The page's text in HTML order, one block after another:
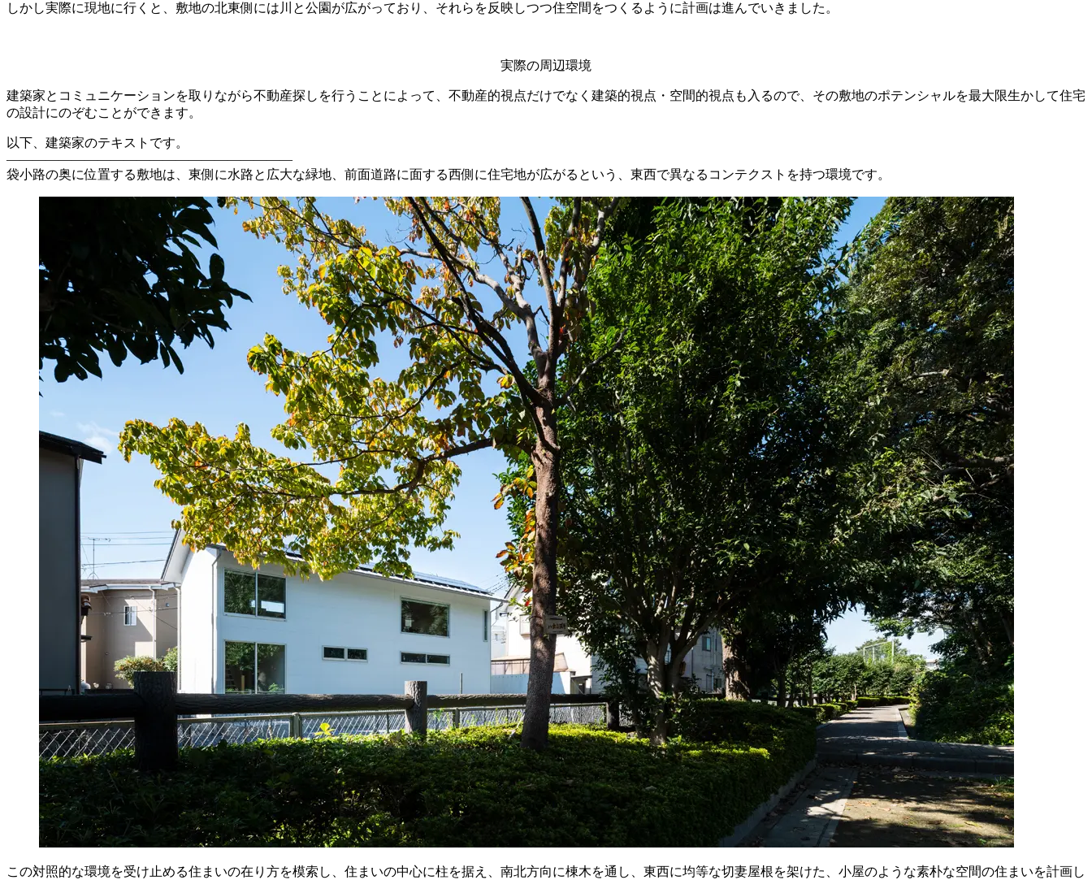
しかし実際に現地に行くと、敷地の北東側には川と公園が広がっており、それらを反映しつつ住空間をつくるように計画は進んでいきました。
実際の周辺環境
建築家とコミュニケーションを取りながら不動産探しを行うことによって、不動産的視点だけでなく建築的視点・空間的視点も入るので、その敷地のポテンシャルを最大限生かして住宅
の設計にのぞむことができます。
以下、建築家のテキストです。
――――――――――――――――――――――
袋小路の奥に位置する敷地は、東側に水路と広大な緑地、前面道路に面する西側に住宅地が広がるという、東西で異なるコンテクストを持つ環境です。
この対照的な環境を受け止める住まいの在り方を模索し、住まいの中心に柱を据え、南北方向に棟木を通し、東西に均等な切妻屋根を架けた、小屋のような素朴な空間の住まいを計画し